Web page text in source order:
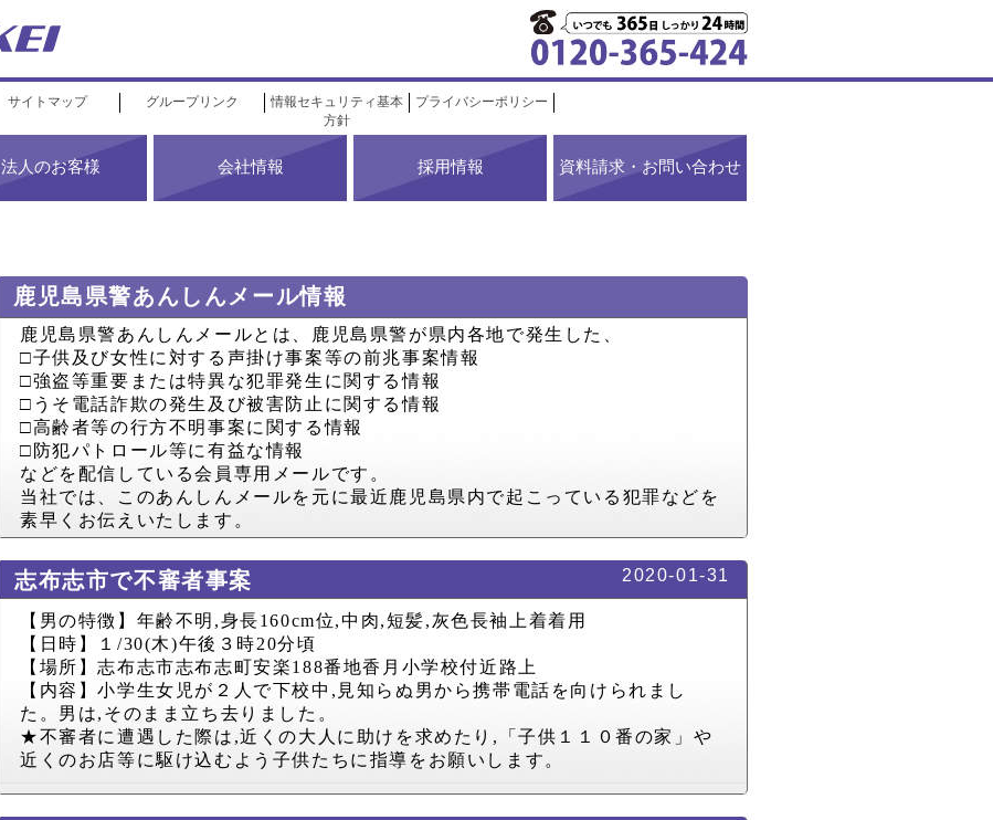
サイトマップ グループリンク
情報セキュリティ基本
方針
プライバシーポリシー
法人のお客様 会社情報 採用情報 資料請求・お問い合わせ
鹿児島県警あんしんメール情報
鹿児島県警あんしんメールとは、鹿児島県警が県内各地で発生した、
□子供及び女性に対する声掛け事案等の前兆事案情報
□強盗等重要または特異な犯罪発生に関する情報
□うそ電話詐欺の発生及び被害防止に関する情報
□高齢者等の行方不明事案に関する情報
□防犯パトロール等に有益な情報
などを配信している会員専用メールです。
当社では、このあんしんメールを元に最近鹿児島県内で起こっている犯罪などを
素早くお伝えいたします。
志布志市で不審者事案 2020-01-31
【男の特徴】年齢不明 ,身長160cm位,中肉,短髪, 灰色長袖上着着用
【日時】１ /30(木)午後３時20分頃
【場所】志布志市志布志町安楽188番地香月小学校付近路上
【内容】小学生女児が２人で下校中 , 見知らぬ男から携帯電話を向けられまし
た。男は, そのまま立ち去りました。
★不審者に遭遇した際は ,近くの大人に助けを求めたり ,
「子供１１０番の家」や
近くのお店等に駆け込むよう子供たちに指導をお願いします。